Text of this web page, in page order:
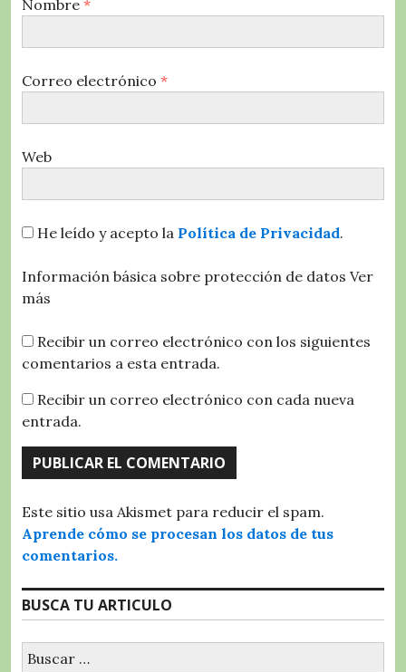
Nombre *
Correo electrónico *
Web
He leído y acepto la Política de Privacidad.
Información básica sobre protección de datos Ver
más
Recibir un correo electrónico con los siguientes
comentarios a esta entrada.
Recibir un correo electrónico con cada nueva
entrada.
Este sitio usa Akismet para reducir el spam.
Aprende cómo se procesan los datos de tus
comentarios.
BUSCA TU ARTICULO